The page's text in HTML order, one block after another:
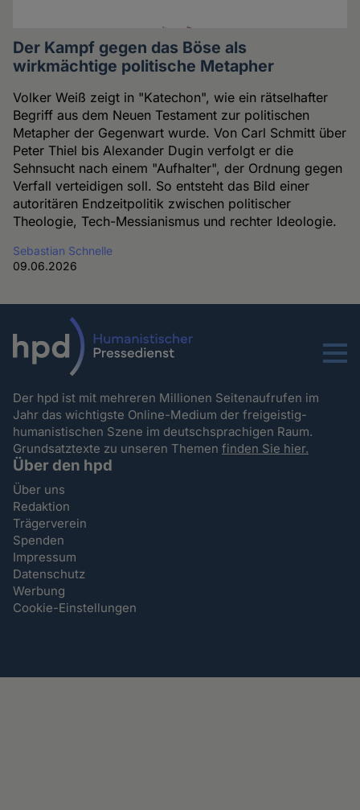
Der Kampf gegen das Böse als
wirkmächtige politische Metapher
Volker Weiß zeigt in "Katechon", wie ein rätselhafter
Begriff aus dem Neuen Testament zur politischen
Metapher der Gegenwart wurde. Von Carl Schmitt über
Peter Thiel bis Alexander Dugin verfolgt er die
Sehnsucht nach einem "Aufhalter", der Ordnung gegen
Verfall verteidigen soll. So entsteht das Bild einer
autoritären Endzeitpolitik zwischen politischer
Theologie, Tech-Messianismus und rechter Ideologie.
Sebastian Schnelle
09.06.2026
Menu
Der hpd ist mit mehreren Millionen Seitenaufrufen im
Jahr das wichtigste Online-Medium der freigeistig-
humanistischen Szene im deutschsprachigen Raum.
Grundsatztexte zu unseren Themenfinden Sie hier.
Über den hpd
Über uns
Redaktion
Trägerverein
Spenden
Impressum
Datenschutz
Werbung
Cookie-Einstellungen